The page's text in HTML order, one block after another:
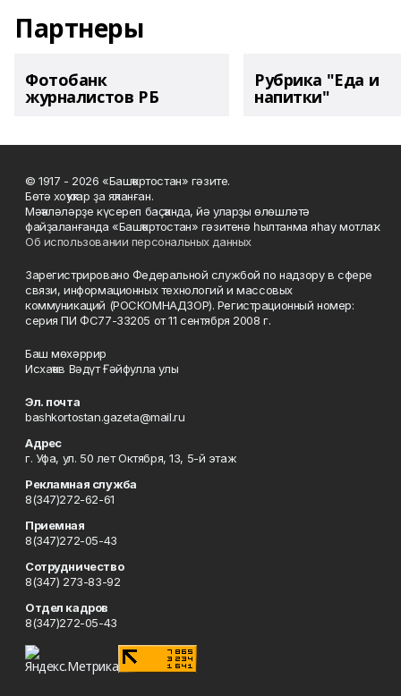
Партнеры
Фотобанк
журналистов РБ
Рубрика "Еда и
напитки"
© 1917 - 2026 «Башҡортостан» гәзите.
Бөтә хоҡуҡтар ҙа яҡланған.
Мәҡәләләрҙе күсереп баҫҡанда, йә уларҙы өлөшләтә
файҙаланғанда «Башҡортостан» гәзитенә һылтанма яһау мотлаҡ.
Об использовании персональных данных
Зарегистрировано Федеральной службой по надзору в сфере
связи, информационных технологий и массовых
коммуникаций (РОСКОМНАДЗОР). Регистрационный номер:
серия ПИ ФС77-33205 от 11 сентября 2008 г.
Баш мөхәррир
Исхаҡов Вәдүт Ғәйфулла улы
Эл. почта
bashkortostan.gazeta@mail.ru
Адрес
г. Уфа, ул. 50 лет Октября, 13, 5-й этаж
Рекламная служба
8(347)272-62-61
Приемная
8(347)272-05-43
Сотрудничество
8(347) 273-83-92
Отдел кадров
8(347)272-05-43